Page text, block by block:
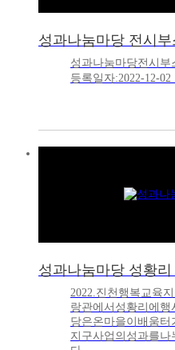
성과나눔마당 전시부
성과나눔마당전시부
등록일자:2022-12-02
성과나눔마당 성황리
2022.진천행복교육
랑관에서성황리에
당은온마을이배움
지구사업의성과를나